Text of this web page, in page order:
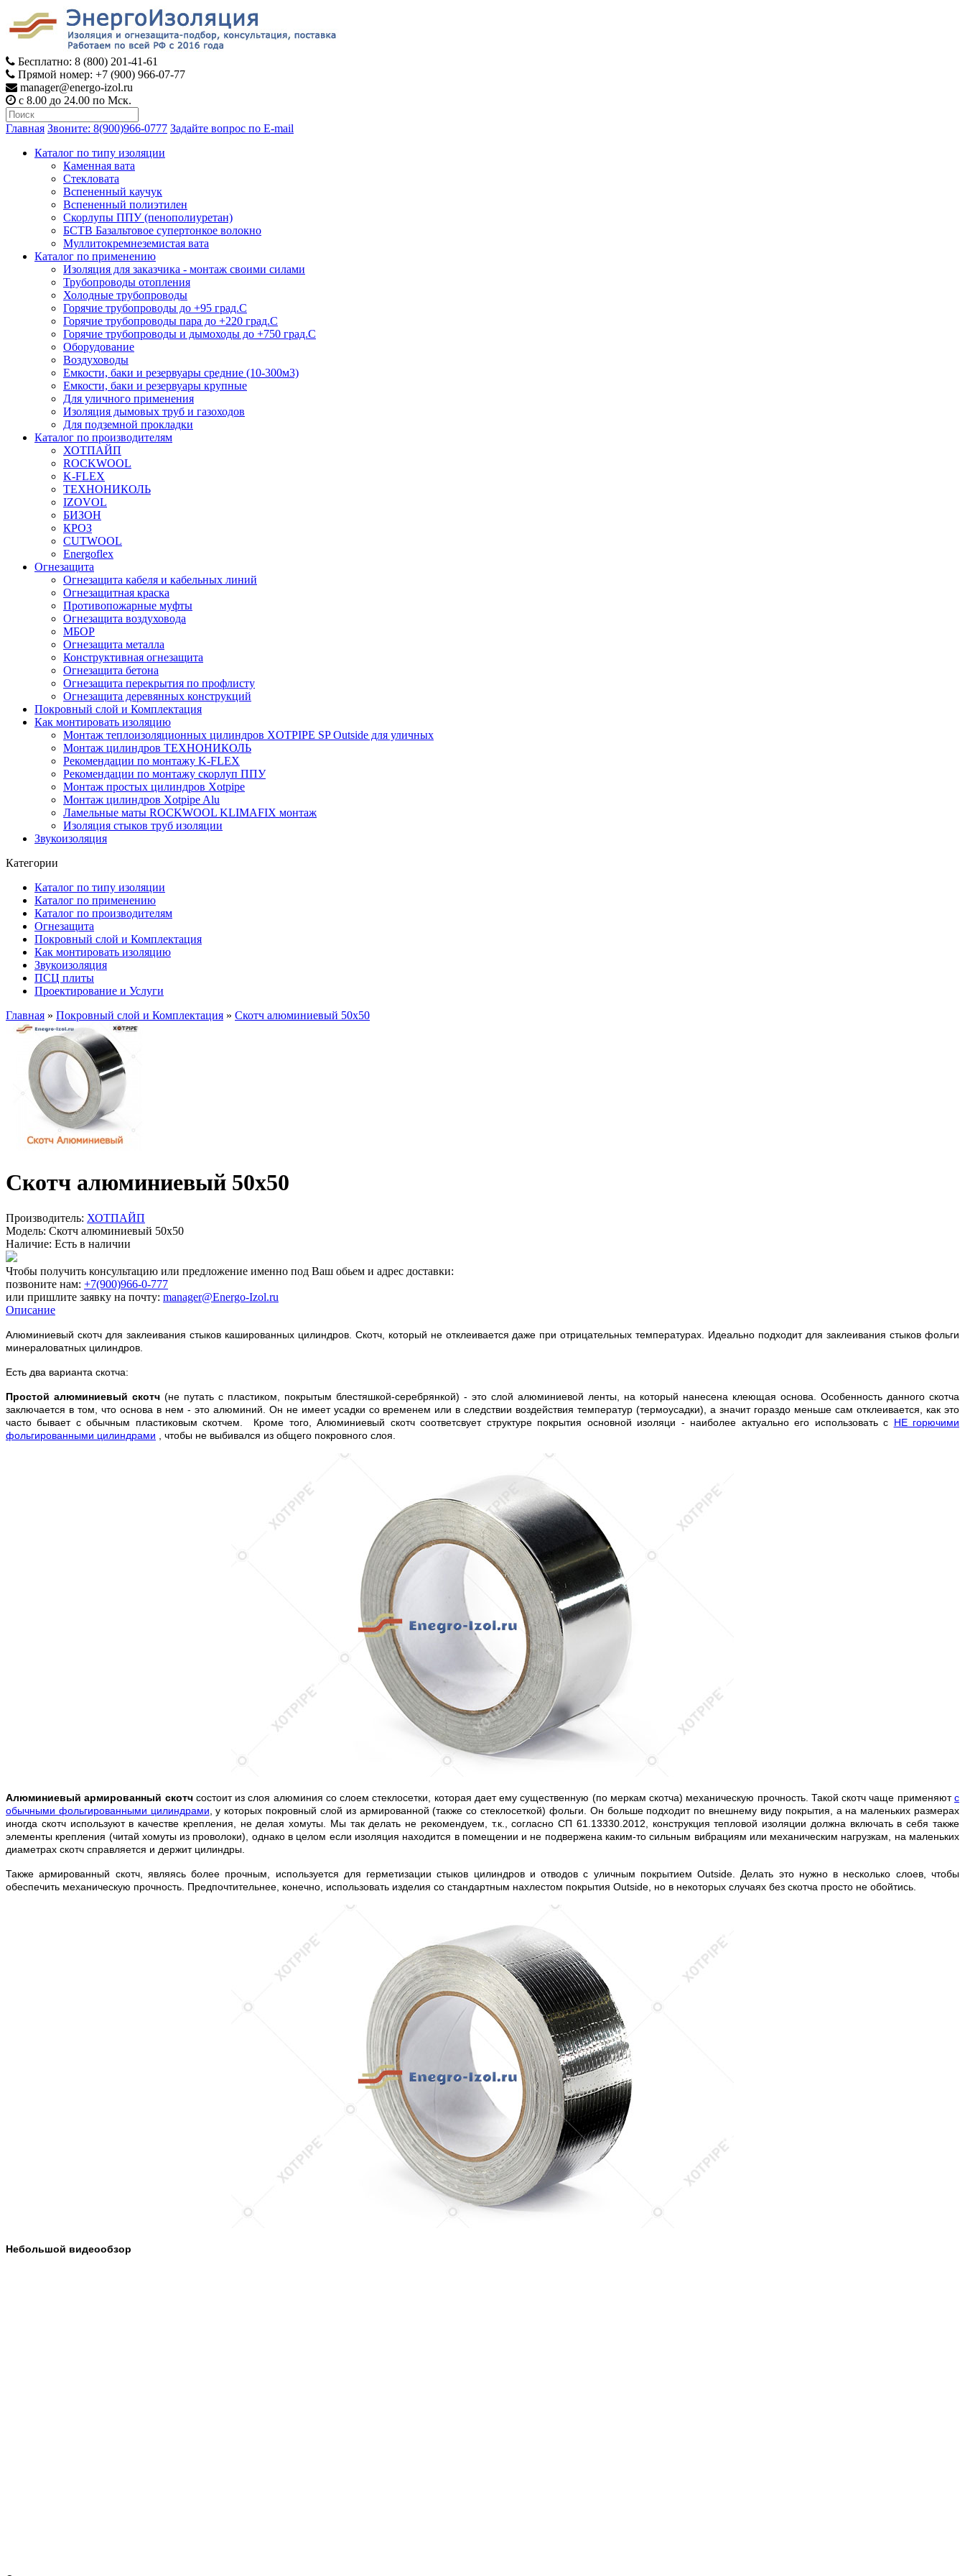
Бесплатно: 8 (800) 201-41-61
Прямой номер: +7 (900) 966-07-77
manager@energo-izol.ru
с 8.00 до 24.00 по Мск.
Главная Звоните: 8(900)966-0777 Задайте вопрос по E-mail
Каталог по типу изоляции
Каменная вата
Стекловата
Вспененный каучук
Вспененный полиэтилен
Скорлупы ППУ (пенополиуретан)
БСТВ Базальтовое супертонкое волокно
Муллитокремнеземистая вата
Каталог по применению
Изоляция для заказчика - монтаж своими силами
Трубопроводы отопления
Холодные трубопроводы
Горячие трубопроводы до +95 град.С
Горячие трубопроводы пара до +220 град.С
Горячие трубопроводы и дымоходы до +750 град.С
Оборудование
Воздуховоды
Емкости, баки и резервуары средние (10-300м3)
Емкости, баки и резервуары крупные
Для уличного применения
Изоляция дымовых труб и газоходов
Для подземной прокладки
Каталог по производителям
ХОТПАЙП
ROCKWOOL
K-FLEX
ТЕХНОНИКОЛЬ
IZOVOL
БИЗОН
КРОЗ
CUTWOOL
Energoflex
Огнезащита
Огнезащита кабеля и кабельных линий
Огнезащитная краска
Противопожарные муфты
Огнезащита воздуховода
МБОР
Огнезащита металла
Конструктивная огнезащита
Огнезащита бетона
Огнезащита перекрытия по профлисту
Огнезащита деревянных конструкций
Покровный слой и Комплектация
Как монтировать изоляцию
Монтаж теплоизоляционных цилиндров XOTPIPE SP Outside для уличных
Монтаж цилиндров ТЕХНОНИКОЛЬ
Рекомендации по монтажу K-FLEX
Рекомендации по монтажу скорлуп ППУ
Монтаж простых цилиндров Xotpipe
Монтаж цилиндров Xotpipe Alu
Ламельные маты ROCKWOOL KLIMAFIX монтаж
Изоляция стыков труб изоляции
Звукоизоляция
Категории
Каталог по типу изоляции
Каталог по применению
Каталог по производителям
Огнезащита
Покровный слой и Комплектация
Как монтировать изоляцию
Звукоизоляция
ПСЦ плиты
Проектирование и Услуги
Главная » Покровный слой и Комплектация » Скотч алюминиевый 50х50
Скотч алюминиевый 50х50
Производитель: ХОТПАЙП
Модель: Скотч алюминиевый 50х50
Наличие: Есть в наличии
Чтобы получить консультацию или предложение именно под Ваш обьем и адрес доставки:
позвоните нам: +7(900)966-0-777
или пришлите заявку на почту: manager@Energo-Izol.ru
Описание
Алюминиевый скотч для заклеивания стыков кашированных цилиндров. Скотч, который не отклеивается даже при отрицательных температурах. Идеально подходит для заклеивания стыков фольги
минераловатных цилиндров.
Есть два варианта скотча:
Простой алюминиевый скотч (не путать с пластиком, покрытым блестяшкой-серебрянкой) - это слой алюминиевой ленты, на который нанесена клеющая основа. Особенность данного скотча
заключается в том, что основа в нем - это алюминий. Он не имеет усадки со временем или в следствии воздействия температур (термоусадки), а значит гораздо меньше сам отклеивается, как это
часто бывает с обычным пластиковым скотчем. Кроме того, Алюминиевый скотч соответсвует структуре покрытия основной изоляци - наиболее актуально его использовать с НЕ горючими
фольгированными цилиндрами , чтобы не выбивался из общего покровного слоя.
Алюминиевый армированный скотчсостоит из слоя алюминия со слоем стеклосетки, которая дает ему существенную (по меркам скотча) механическую прочность. Такой скотч чаще применяютс
обычными фольгированными цилиндрами , у которых покровный слой из армированной (также со стеклосеткой) фольги. Он больше подходит по внешнему виду покрытия, а на маленьких размерах
иногда скотч используют в качестве крепления, не делая хомуты. Мы так делать не рекомендуем, т.к., согласно СП 61.13330.2012, конструкция тепловой изоляции должна включать в себя также
элементы крепления (читай хомуты из проволоки), однако в целом если изоляция находится в помещении и не подвержена каким-то сильным вибрациям или механическим нагрузкам, на маленьких
диаметрах скотч справляется и держит цилиндры.
Также армированный скотч, являясь более прочным, используется для герметизации стыков цилиндров и отводов с уличным покрытием Outside. Делать это нужно в несколько слоев, чтобы
обеспечить механическую прочность. Предпочтительнее, конечно, использовать изделия со стандартным нахлестом покрытия Outside, но в некоторых случаях без скотча просто не обойтись.
Небольшой видеообзор